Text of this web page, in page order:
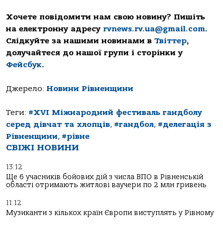
Хочете повідомити нам свою новину? Пишіть
на електронну адресу rvnews.rv.ua@gmail.com.
Слідкуйте за нашими новинами в Твіттер,
долучайтеся до нашої групи і сторінки у
Фейсбук.
Джерело: Новини Рівненщини
Теги: #XVI Міжнародний фестиваль гандболу
серед дівчат та хлопців, #гандбол, #делегація з
Рівненщини, #рівне
СВІЖІ НОВИНИ
13:12
Ще 6 учасників бойових дій з числа ВПО в Рівненській
області отримають житлові ваучери по 2 млн гривень
11:12
Музиканти з кількох країн Європи виступлять у Рівному